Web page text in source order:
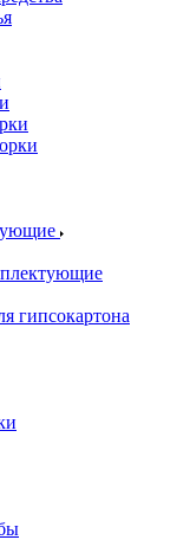
гипсокартона